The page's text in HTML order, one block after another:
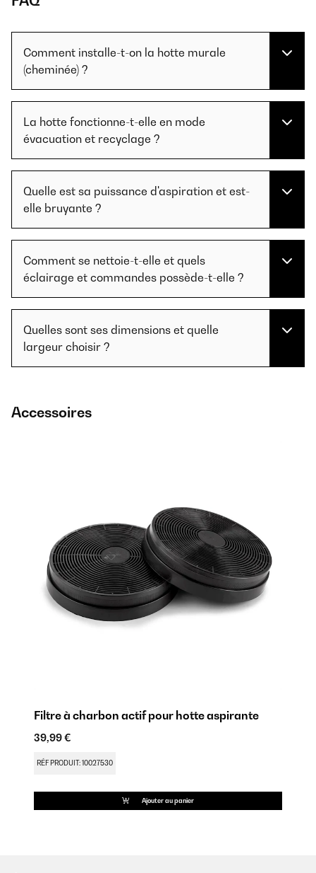
Comment installe-t-on la hotte murale
(cheminée) ?
La hotte fonctionne-t-elle en mode
évacuation et recyclage ?
Quelle est sa puissance d'aspiration et est-
elle bruyante ?
Comment se nettoie-t-elle et quels
éclairage et commandes possède-t-elle ?
Quelles sont ses dimensions et quelle
largeur choisir ?
Accessoires
Filtre à charbon actif pour hotte aspirante
39,99 €
RÉF PRODUIT: 10027530
Ajouter au panier